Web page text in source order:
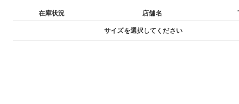
在庫状況 店舗名
サイズを選択してください